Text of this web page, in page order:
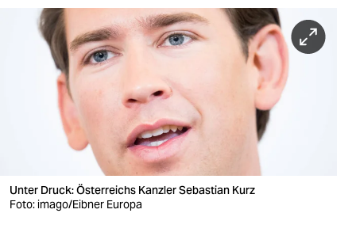
berlin
wahrheit
veranstaltungen
Unter Druck: Österreichs Kanzler Sebastian Kurz
Foto: imago/Eibner Europa